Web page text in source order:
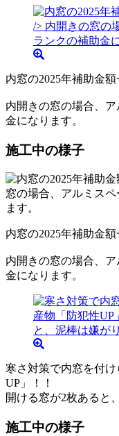
内窓の2025年補助金額
内開きの窓の場合、
金になります。
施工中の様子
内窓の2025年補助金額
内開きの窓の場合、
金になります。
寒さ対策で内窓を付
UP」！！
開ける窓が2枚あると
施工中の様子